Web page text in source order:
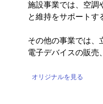
施設事業では、空調
と維持をサポートす
その他の事業では、
電子デバイスの販売
オリジナルを見る